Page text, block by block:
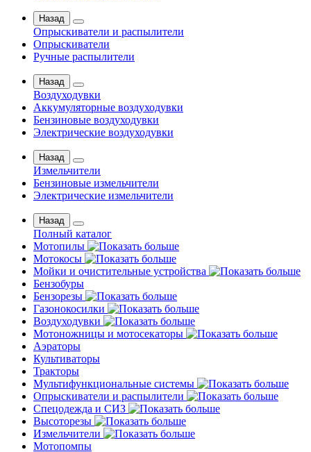
Назад
Опрыскиватели и распылители
Опрыскиватели
Ручные распылители
Назад
Воздуходувки
Аккумуляторные воздуходувки
Бензиновые воздуходувки
Электрические воздуходувки
Назад
Измельчители
Бензиновые измельчители
Электрические измельчители
Назад
Полный каталог
Мотопилы
Мотокосы
Мойки и очистительные устройства
Бензобуры
Бензорезы
Газонокосилки
Воздуходувки
Мотоножницы и мотосекаторы
Аэраторы
Культиваторы
Тракторы
Мультифункциональные системы
Опрыскиватели и распылители
Спецодежда и СИЗ
Высоторезы
Измельчители
Мотопомпы